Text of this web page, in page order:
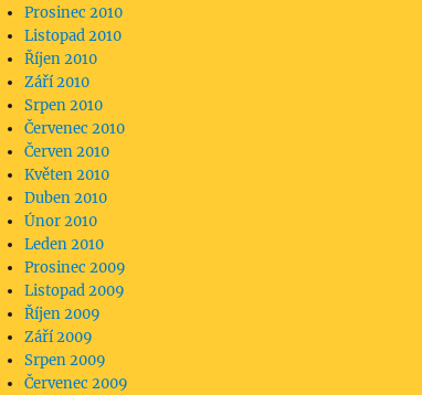
Prosinec 2010
Listopad 2010
Říjen 2010
Září 2010
Srpen 2010
Červenec 2010
Červen 2010
Květen 2010
Duben 2010
Únor 2010
Leden 2010
Prosinec 2009
Listopad 2009
Říjen 2009
Září 2009
Srpen 2009
Červenec 2009